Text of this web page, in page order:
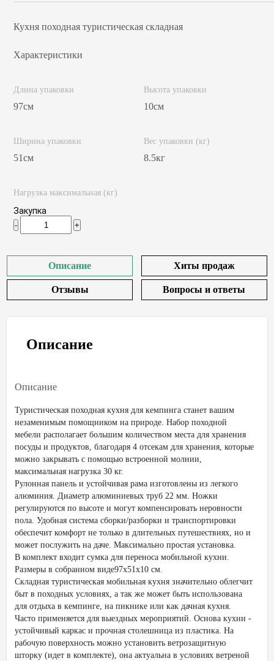
Кухня походная туристическая складная
Характеристики
Длина упаковки
97см
Высота упаковки
10см
Ширина упаковки
51см
Вес упаковки (кг)
8.5кг
Нагрузка максимальная (кг)
Закупка
- +
Описание Хиты продаж
Отзывы Вопросы и ответы
Описание
Описание
Туристическая походная кухня для кемпинга станет вашим
незаменимым помощником на природе. Набор походной
мебели располагает большим количеством места для хранения
посуды и продуктов, благодаря 4 отсекам для хранения, которые
можно закрывать с помощью встроенной молнии,
максимальная нагрузка 30 кг.
Рулонная панель и устойчивая рама изготовлены из легкого
алюминия. Диаметр алюминиевых труб 22 мм. Ножки
регулируются по высоте и могут компенсировать неровности
пола. Удобная система сборки/разборки и транспортировки
обеспечит комфорт не только в длительных путешествиях, но и
может послужить на даче. Максимально простая установка.
В комплект входит сумка для переноса мобильной кухни.
Размеры в собранном виде97х51х10 см.
Складная туристическая мобильная кухня значительно облегчит
быт в походных условиях, а так же может быть использована
для отдыха в кемпинге, на пикнике или как дачная кухня.
Часто применяется для выездных мероприятий. Основа кухни -
устойчивый каркас и прочная столешница из пластика. На
рабочую поверхность можно установить ветрозащитную
шторку (идет в комплекте), она актуальна в условиях ветреной